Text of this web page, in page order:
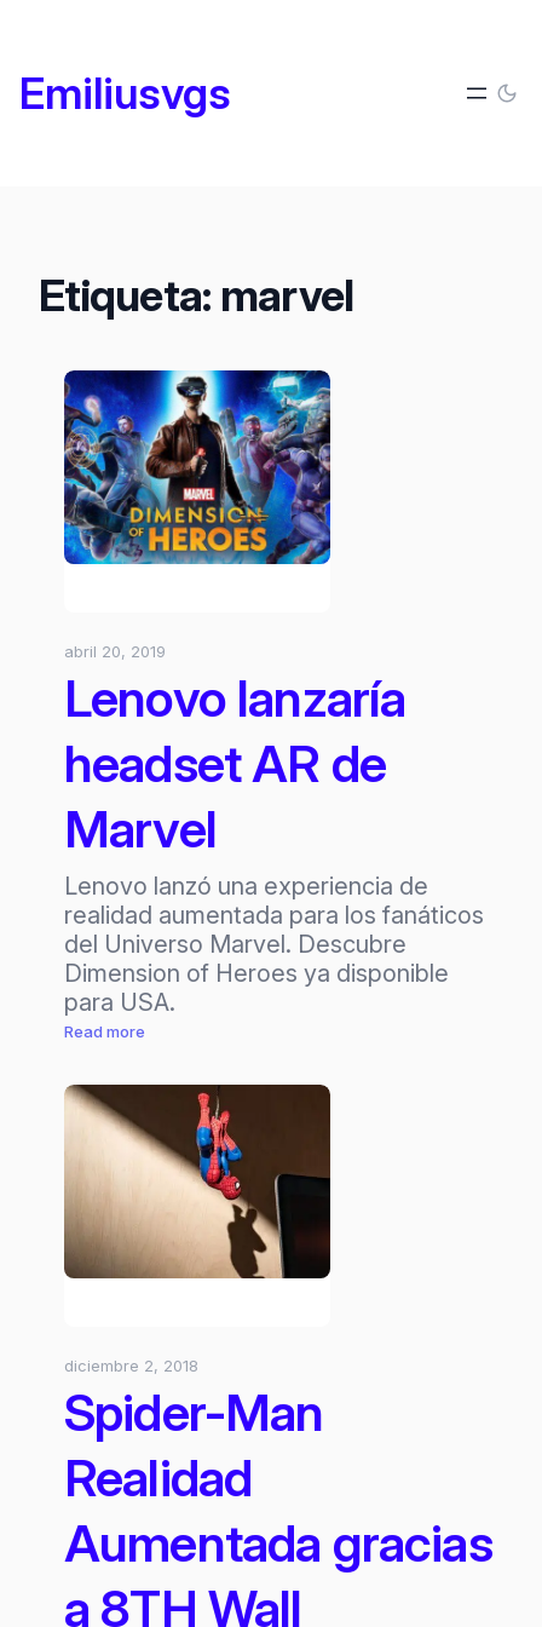
contenido
Emiliusvgs
Etiqueta: marvel
abril 20, 2019
Lenovo lanzaría
headset AR de
Marvel
Lenovo lanzó una experiencia de
realidad aumentada para los fanáticos
del Universo Marvel. Descubre
Dimension of Heroes ya disponible
para USA.
Read more
lanzaría
headset
AR
diciembre 2, 2018
Spider-Man
Realidad
Aumentada gracias
a 8TH Wall